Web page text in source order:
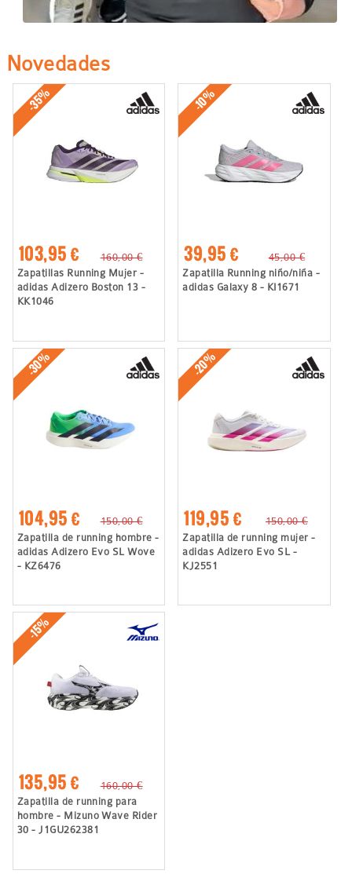
Novedades
-35%
103,95 €
160,00 €
Zapatillas Running Mujer -
adidas Adizero Boston 13 -
KK1046
-10%
39,95 €
45,00 €
Zapatilla Running niño/niña -
adidas Galaxy 8 - KI1671
-30%
104,95 €
150,00 €
Zapatilla de running hombre -
adidas Adizero Evo SL Wove
- KZ6476
-20%
119,95 €
150,00 €
Zapatilla de running mujer -
adidas Adizero Evo SL -
KJ2551
-15%
135,95 €
160,00 €
Zapatilla de running para
hombre - Mizuno Wave Rider
30 - J1GU262381